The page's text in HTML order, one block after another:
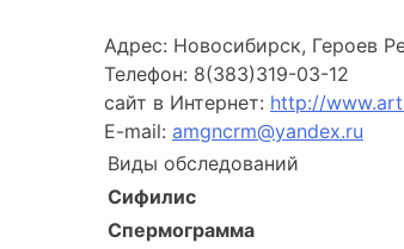
Адрес: Новосибирск, Героев
Телефон: 8(383)319-03-12
сайт в Интернет: http://
E-mail: amgncrm@yandex.ru
Виды обследований
Сифилис
Спермограмма